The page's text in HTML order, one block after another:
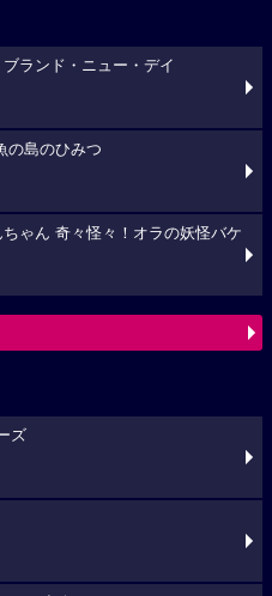
ランド・ニュー・デイ
の島のひみつ
ゃん 奇々怪々！オラの妖怪バケ
ズ